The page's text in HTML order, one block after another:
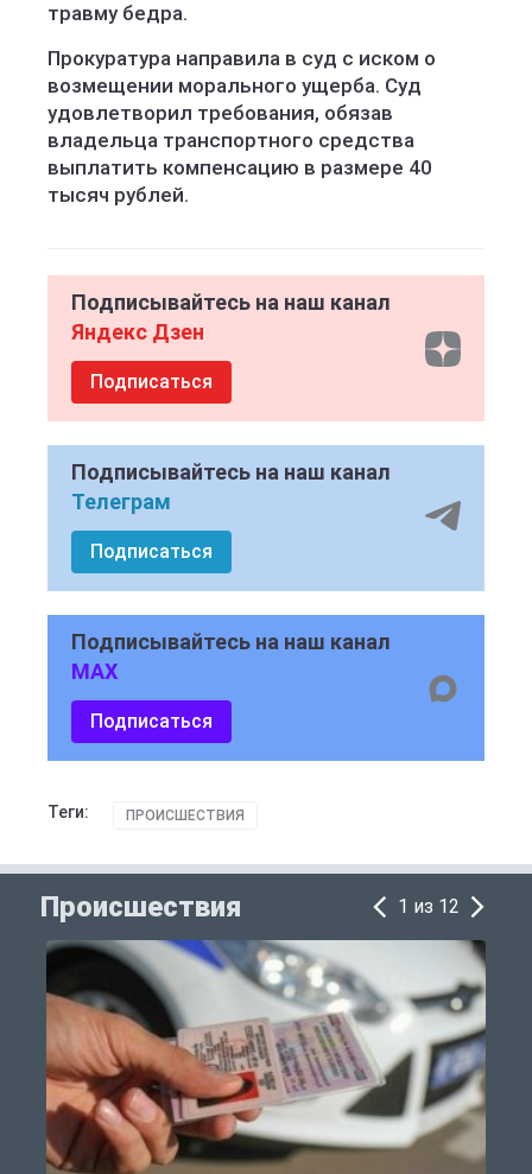
травму бедра.
Прокуратура направила в суд с иском о
возмещении морального ущерба. Суд
удовлетворил требования, обязав
владельца транспортного средства
выплатить компенсацию в размере 40
тысяч рублей.
Подписывайтесь на наш канал
Яндекс Дзен
Подписаться
Подписывайтесь на наш канал
Телеграм
Подписаться
Подписывайтесь на наш канал
MAX
Подписаться
Теги: ПРОИСШЕСТВИЯ
Происшествия 1 из 12